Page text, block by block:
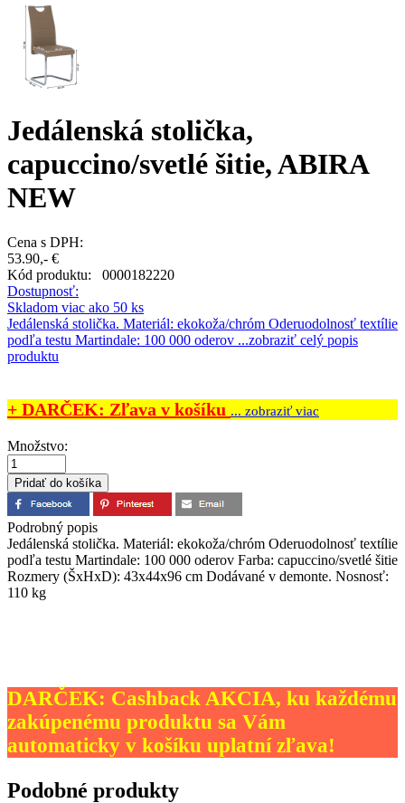
Jedálenská stolička,
capuccino/svetlé šitie, ABIRA
NEW
Cena s DPH:
53.90,- €
Kód produktu: 0000182220
Dostupnosť:
Skladom viac ako 50 ks
Jedálenská stolička. Materiál: ekokoža/chróm Oderuodolnosť textílie
podľa testu Martindale: 100 000 oderov ...zobraziť celý popis
produktu
+ DARČEK: Zľava v košíku ... zobraziť viac
Množstvo:
Podrobný popis
Jedálenská stolička. Materiál: ekokoža/chróm Oderuodolnosť textílie
podľa testu Martindale: 100 000 oderov Farba: capuccino/svetlé šitie
Rozmery (ŠxHxD): 43x44x96 cm Dodávané v demonte. Nosnosť:
110 kg
DARČEK: Cashback AKCIA, ku každému
zakúpenému produktu sa Vám
automaticky v košíku uplatní zľava!
Podobné produkty